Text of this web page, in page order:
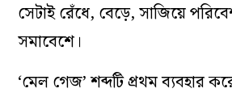
সেটাই রেঁধে, বেড়ে, সাজিয়ে
সমাবেশে।
‘মেল গেজ’ শব্দটি প্রথম ব্যবহার